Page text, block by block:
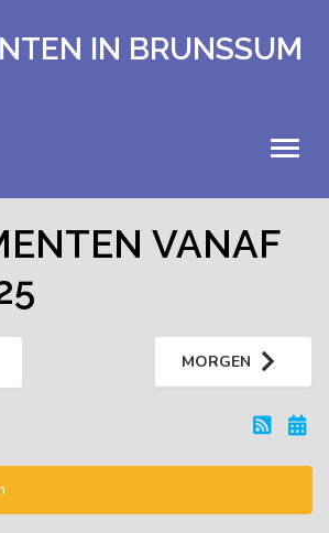
IN BRUNSSUM
VANAF
MORGEN